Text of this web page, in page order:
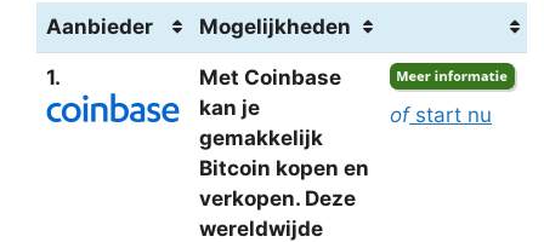
Aanbieder Mogelijkheden
1.
Met Coinbase
kan je
gemakkelijk
Bitcoin kopen en
verkopen. Deze
wereldwijde
ofstart nu